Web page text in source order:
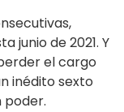
junio de 2021. Y
el cargo
inédito sexto
poder.